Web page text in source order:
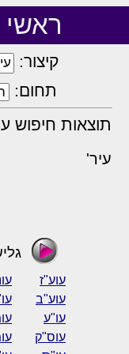
קיצור:
תחום:
תוצאות חיפוש
עיר'
עוע"ז
עוע"ב
עו"ע
עוס"ק